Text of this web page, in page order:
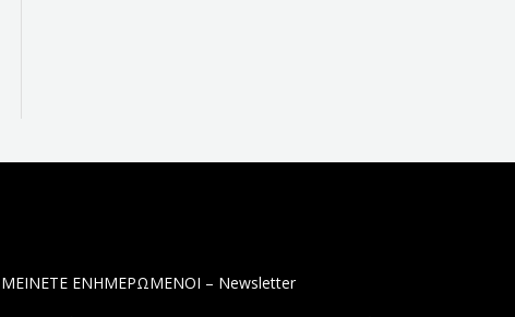
ΜΕΙΝΕΤΕ ΕΝΗΜΕΡΩΜΕΝΟΙ – Newsletter